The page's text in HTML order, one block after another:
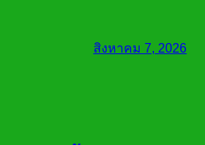
สิงหาคม 7, 2026